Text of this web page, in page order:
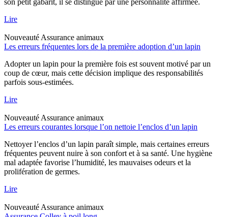
Lire
Nouveauté Assurance animaux
Les erreurs fréquentes lors de la première adoption d’un lapin
Adopter un lapin pour la première fois est souvent motivé par un
coup de cœur, mais cette décision implique des responsabilités
parfois sous-estimées.
Lire
Nouveauté Assurance animaux
Les erreurs courantes lorsque l’on nettoie l’enclos d’un lapin
Nettoyer l’enclos d’un lapin paraît simple, mais certaines erreurs
fréquentes peuvent nuire à son confort et à sa santé. Une hygiène
mal adaptée favorise l’humidité, les mauvaises odeurs et la
prolifération de germes.
Lire
Nouveauté Assurance animaux